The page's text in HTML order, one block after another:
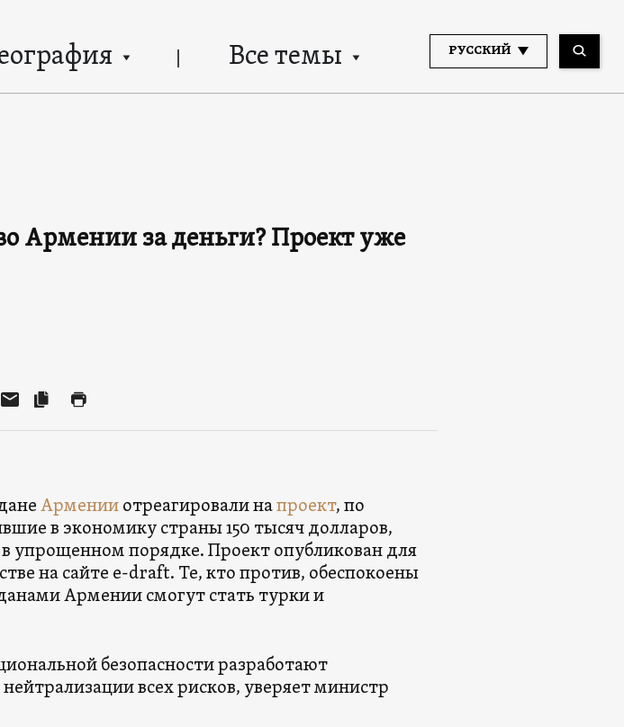
Все темы РУССКИЙ
Армении за деньги? Проект уже
Арменииотреагировали напроект, по
в экономику страны 150 тысяч долларов,
упрощенном порядке. Проект опубликован для
на сайте e-draft. Те, кто против, обеспокоены
Армении смогут стать турки и
безопасности разработают
всех рисков, уверяет министр